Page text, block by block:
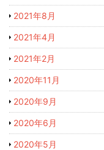
2021年8月
2021年4月
2021年2月
2020年11月
2020年9月
2020年6月
2020年5月